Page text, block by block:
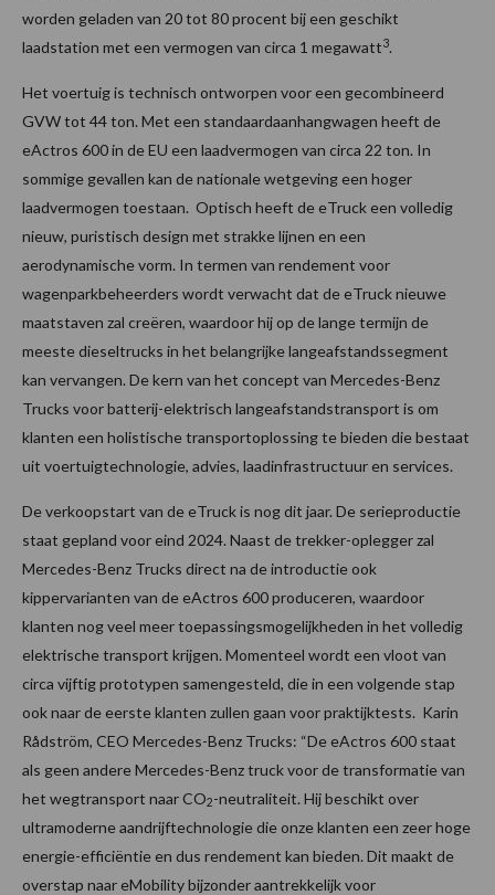
worden geladen van 20 tot 80 procent bij een geschikt
laadstation met een vermogen van circa 1 megawatt3.
Het voertuig is technisch ontworpen voor een gecombineerd
GVW tot 44 ton. Met een standaardaanhangwagen heeft de
eActros 600 in de EU een laadvermogen van circa 22 ton. In
sommige gevallen kan de nationale wetgeving een hoger
laadvermogen toestaan. Optisch heeft de eTruck een volledig
nieuw, puristisch design met strakke lijnen en een
aerodynamische vorm. In termen van rendement voor
wagenparkbeheerders wordt verwacht dat de eTruck nieuwe
maatstaven zal creëren, waardoor hij op de lange termijn de
meeste dieseltrucks in het belangrijke langeafstandssegment
kan vervangen. De kern van het concept van Mercedes-Benz
Trucks voor batterij-elektrisch langeafstandstransport is om
klanten een holistische transportoplossing te bieden die bestaat
uit voertuigtechnologie, advies, laadinfrastructuur en services.
De verkoopstart van de eTruck is nog dit jaar. De serieproductie
staat gepland voor eind 2024. Naast de trekker-oplegger zal
Mercedes-Benz Trucks direct na de introductie ook
kippervarianten van de eActros 600 produceren, waardoor
klanten nog veel meer toepassingsmogelijkheden in het volledig
elektrische transport krijgen. Momenteel wordt een vloot van
circa vijftig prototypen samengesteld, die in een volgende stap
ook naar de eerste klanten zullen gaan voor praktijktests. Karin
Rådström, CEO Mercedes-Benz Trucks: “De eActros 600 staat
als geen andere Mercedes-Benz truck voor de transformatie van
het wegtransport naar CO2-neutraliteit. Hij beschikt over
ultramoderne aandrijftechnologie die onze klanten een zeer hoge
energie-efficiëntie en dus rendement kan bieden. Dit maakt de
overstap naar eMobility bijzonder aantrekkelijk voor